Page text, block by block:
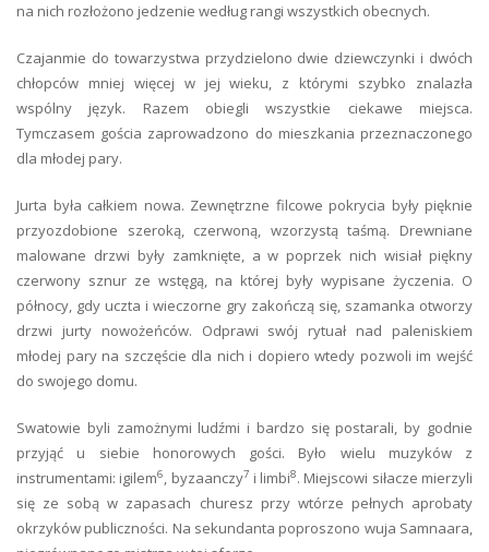
na nich rozłożono jedzenie według rangi wszystkich obecnych.
Czajanmie do towarzystwa przydzielono dwie dziewczynki i dwóch
chłopców mniej więcej w jej wieku, z którymi szybko znalazła
wspólny język. Razem obiegli wszystkie ciekawe miejsca.
Tymczasem gościa zaprowadzono do mieszkania przeznaczonego
dla młodej pary.
Jurta była całkiem nowa. Zewnętrzne filcowe pokrycia były pięknie
przyozdobione szeroką, czerwoną, wzorzystą taśmą. Drewniane
malowane drzwi były zamknięte, a w poprzek nich wisiał piękny
czerwony sznur ze wstęgą, na której były wypisane życzenia. O
północy, gdy uczta i wieczorne gry zakończą się, szamanka otworzy
drzwi jurty nowożeńców. Odprawi swój rytuał nad paleniskiem
młodej pary na szczęście dla nich i dopiero wtedy pozwoli im wejść
do swojego domu.
Swatowie byli zamożnymi ludźmi i bardzo się postarali, by godnie
przyjąć u siebie honorowych gości. Było wielu muzyków z
instrumentami: igilem6, byzaanczy7 i limbi8. Miejscowi siłacze mierzyli
się ze sobą w zapasach churesz przy wtórze pełnych aprobaty
okrzyków publiczności. Na sekundanta poproszono wuja Samnaara,